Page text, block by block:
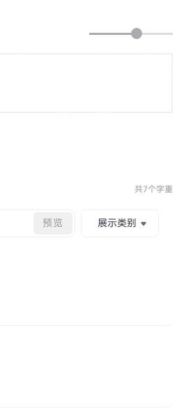
共7个字重
预览 展示类别